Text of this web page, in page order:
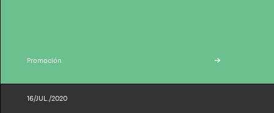
Promoción
16/JUL./2020